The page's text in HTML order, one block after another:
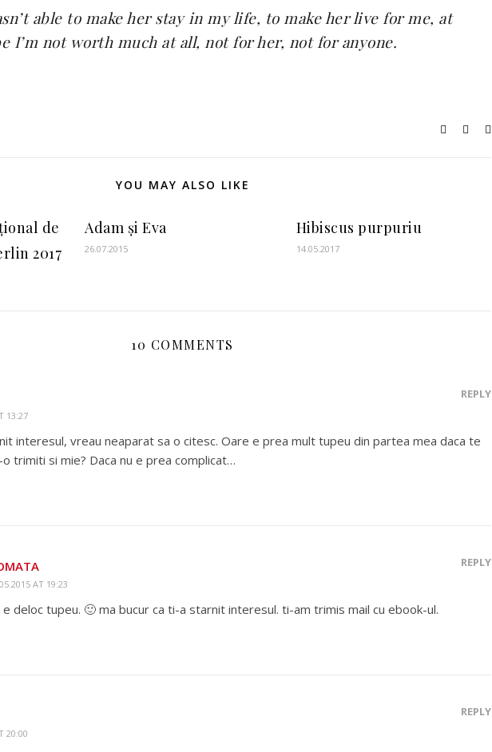
able to make her stay in my life, to make her live for me, at
I’m not worth much at all, not for her, not for anyone.
YOU MAY ALSO LIKE
de
2017
Adam și Eva
26.07.2015
Hibiscus purpuriu
14.05.2017
10 COMMENTS
13:27
REPLY
interesul, vreau neaparat sa o citesc. Oare e prea mult tupeu din partea mea daca te
trimiti si mie? Daca nu e prea complicat…
AT 19:23
REPLY
e deloc tupeu. 🙂 ma bucur ca ti-a starnit interesul. ti-am trimis mail cu ebook-ul.
20:00
REPLY